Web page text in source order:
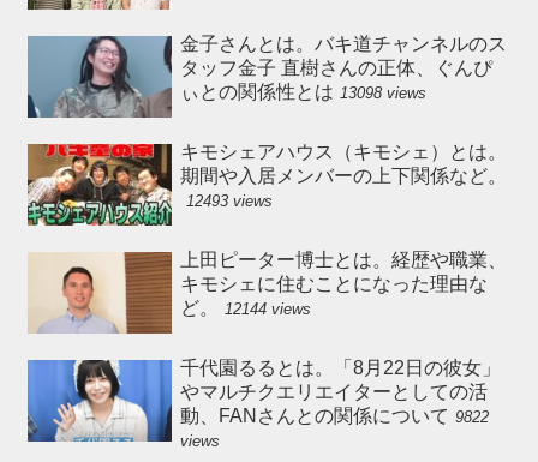
金子さんとは。バキ道チャンネルのス
タッフ金子 直樹さんの正体、ぐんぴ
ぃとの関係性とは 13098 views
キモシェアハウス（キモシェ）とは。
期間や入居メンバーの上下関係など。
12493 views
上田ピーター博士とは。経歴や職業、
キモシェに住むことになった理由な
ど。
12144 views
千代園るるとは。「8月22日の彼女」
やマルチクエリエイターとしての活
動、FANさんとの関係について 9822
views